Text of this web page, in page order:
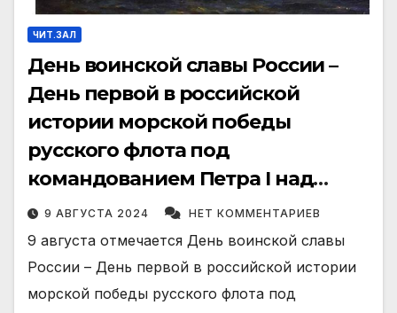
ЧИТ.ЗАЛ
День воинской славы России –
День первой в российской
истории морской победы
русского флота под
командованием Петра I над
шведами у мыса Гангут
9 АВГУСТА 2024 НЕТ КОММЕНТАРИЕВ
9 августа отмечается День воинской славы
России – День первой в российской истории
морской победы русского флота под